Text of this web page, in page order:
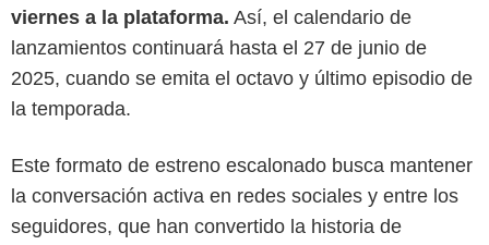
viernes a la plataforma. Así, el calendario de
lanzamientos continuará hasta el 27 de junio de
2025, cuando se emita el octavo y último episodio de
la temporada.
Este formato de estreno escalonado busca mantener
la conversación activa en redes sociales y entre los
seguidores, que han convertido la historia de
Disney+